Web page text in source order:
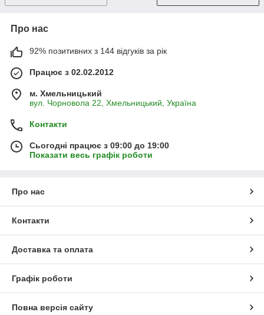
Про нас
92% позитивних з 144 відгуків за рік
Працює з 02.02.2012
м. Хмельницький
вул. Чорновола 22, Хмельницький, Україна
Контакти
Сьогодні працює з 09:00 до 19:00
Показати весь графік роботи
Про нас
Контакти
Доставка та оплата
Графік роботи
Повна версія сайту